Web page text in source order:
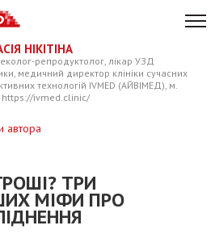
НІКІТІНА
репродуктолог, лікар УЗД
медичний директор клініки сучасних
технологій IVMED (АЙВІМЕД), м.
ivmed.clinic/
автора
ТРИ
МІФИ ПРО